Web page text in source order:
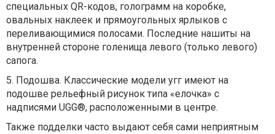
специальных QR-кодов, голограмм на коробке,
овальных наклеек и прямоугольных ярлыков с
переливающимися полосами. Последние нашиты на
внутренней стороне голенища левого (только левого)
сапога.
5. Подошва. Классические модели угг имеют на
подошве рельефный рисунок типа «елочка» с
надписями UGG®, расположенными в центре.
Также подделки часто выдают себя сами неприятным